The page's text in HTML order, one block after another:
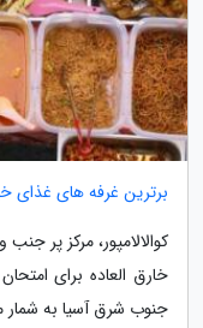
برترین غرفه های غذای
کوالالامپور، مرکز پر
خارق العاده برای
جنوب شرق آسیا به شمار